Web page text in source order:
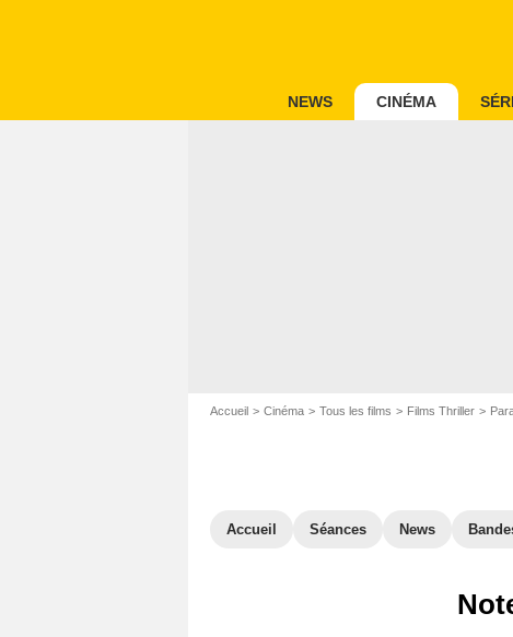
NEWS CINÉMA
Accueil Cinéma Tous les films Films Thriller
Accueil Séances News